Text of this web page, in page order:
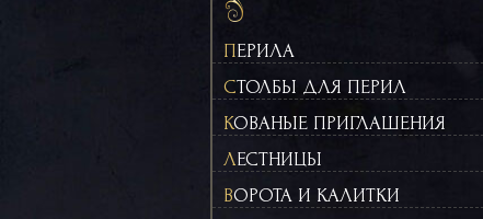
ПЕРИЛА
СТОЛБЫ ДЛЯ ПЕРИЛ
КОВАНЫЕ ПРИГЛАШЕНИЯ
ЛЕСТНИЦЫ
ВОРОТА И КАЛИТКИ